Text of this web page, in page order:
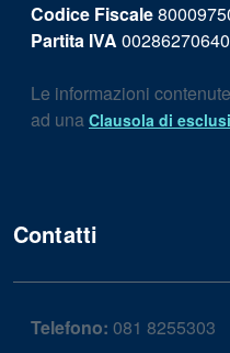
Codice Fiscale
Partita IVA 00286270640
Le informazioni
ad una Clausola di
Contatti
Telefono: 081 8255303